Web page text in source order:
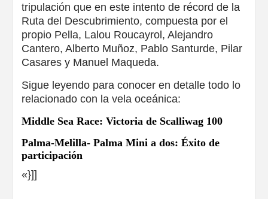
tripulación que en este intento de récord de la
Ruta del Descubrimiento, compuesta por el
propio Pella, Lalou Roucayrol, Alejandro
Cantero, Alberto Muñoz, Pablo Santurde, Pilar
Casares y Manuel Maqueda.
Sigue leyendo para conocer en detalle todo lo
relacionado con la vela oceánica:
Middle Sea Race: Victoria de Scalliwag 100
Palma-Melilla- Palma Mini a dos: Éxito de
participación
«}]]